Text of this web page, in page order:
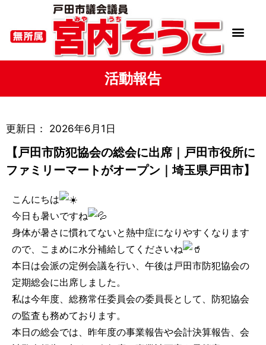
活動報告
更新日： 2026年6月1日
【戸田市防犯協会の総会に出席｜戸田市役所に
ファミリーマートがオープン｜埼玉県戸田市】
こんにちは
今日も暑いですね
身体が暑さに慣れてないと熱中症になりやすくなります
ので、こまめに水分補給してくださいね
本日は会派の定例会議を行い、午後は戸田市防犯協会の
定期総会に出席しました。
私は今年度、総務常任委員会の委員長として、防犯協会
の監査も務めております。
本日の総会では、昨年度の事業報告や会計決算報告、会